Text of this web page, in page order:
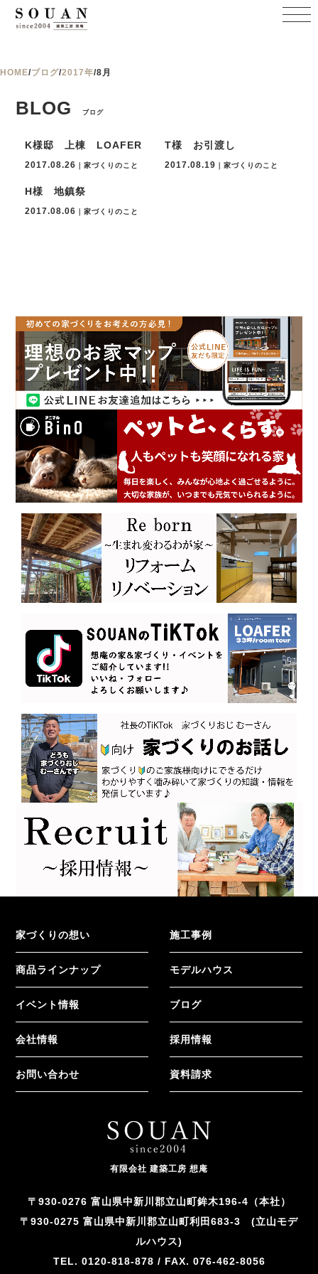
HOME/ブログ/2017年/8月
BLOG ブログ
K様邸 上棟 LOAFER
2017.08.26 ｜家づくりのこと
T様 お引渡し
2017.08.19 ｜家づくりのこと
H様 地鎮祭
2017.08.06 ｜家づくりのこと
家づくりの想い 施工事例
商品ラインナップ モデルハウス
イベント情報 ブログ
会社情報 採用情報
お問い合わせ 資料請求
有限会社 建築工房 想庵
〒930-0276 富山県中新川郡立山町鉾木196-4（本社）
〒930-0275 富山県中新川郡立山町利田683-3 (立山モデ
ルハウス)
TEL. 0120-818-878 / FAX. 076-462-8056